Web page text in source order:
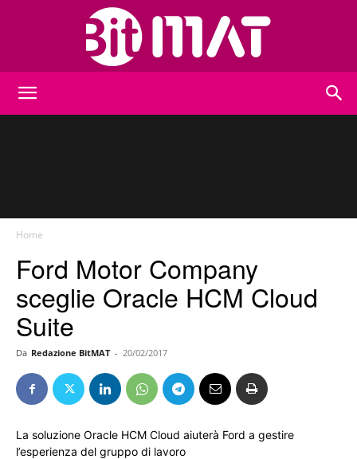
Home
Ford Motor Company
sceglie Oracle HCM Cloud
Suite
Da Redazione BitMAT - 20/02/2017
La soluzione Oracle HCM Cloud aiuterà Ford a gestire
l’esperienza del gruppo di lavoro